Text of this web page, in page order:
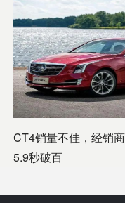
CT4销量不佳，经销商
5.9秒破百